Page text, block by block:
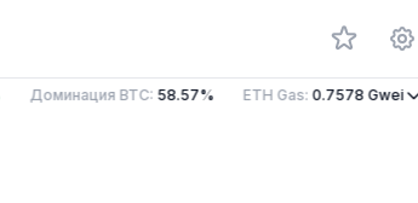
Доминация BTC:58.57% ETH Gas:0.7578Gwei